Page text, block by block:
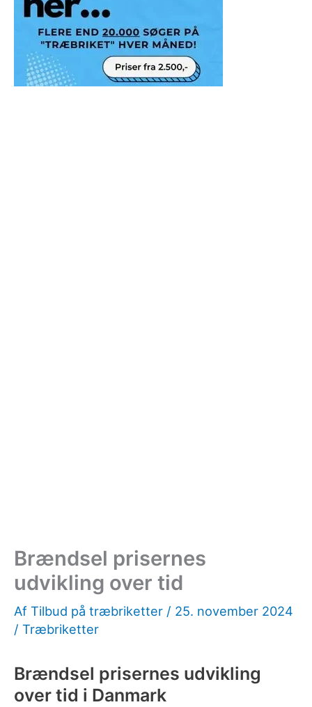
Brændsel prisernes
udvikling over tid
Af Tilbud på træbriketter / 25. november 2024
/ Træbriketter
Brændsel prisernes udvikling
over tid i Danmark